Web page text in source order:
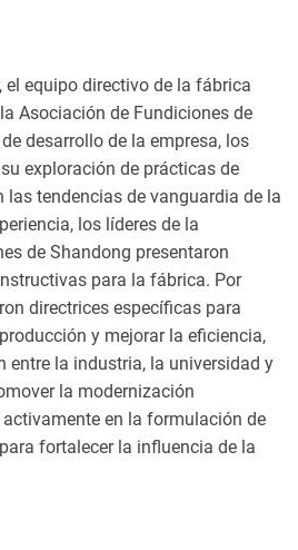
el equipo directivo de la fábrica
Asociación de Fundiciones de
desarrollo de la empresa, los
exploración de prácticas de
las tendencias de vanguardia de la
los líderes de la
de Shandong presentaron
para la fábrica. Por
directrices específicas para
y mejorar la eficiencia,
entre la industria, la universidad y
la modernización
en la formulación de
fortalecer la influencia de la